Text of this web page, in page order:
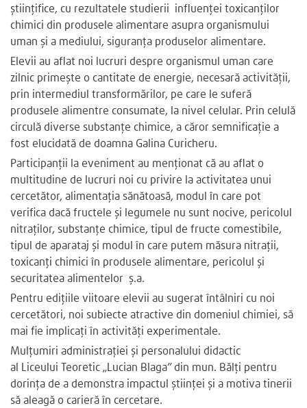
științifice, cu rezultatele studierii influenței toxicanților
chimici din produsele alimentare asupra organismului
uman și a mediului, siguranța produselor alimentare.
Elevii au aflat noi lucruri despre organismul uman care
zilnic primește o cantitate de energie, necesară activității,
prin intermediul transformărilor, pe care le suferă
produsele alimentre consumate, la nivel celular. Prin celulă
circulă diverse substanțe chimice, a căror semnificație a
fost elucidată de doamna Galina Curicheru.
Participanții la eveniment au menționat că au aflat o
multitudine de lucruri noi cu privire la activitatea unui
cercetător, alimentația sănătoasă, modul în care pot
verifica dacă fructele și legumele nu sunt nocive, pericolul
nitraților, substanțe chimice, tipul de fructe comestibile,
tipul de aparataj și modul în care putem măsura nitrații,
toxicanți chimici în produsele alimentare, pericolul și
securitatea alimentelor ș.a.
Pentru edițiile viitoare elevii au sugerat întâlniri cu noi
cercetători, noi subiecte atractive din domeniul chimiei, să
mai fie implicați în activități experimentale.
Mulțumiri administrației și personalului didactic
al Liceului Teoretic „Lucian Blaga” din mun. Bălţi pentru
dorința de a demonstra impactul științei și a motiva tinerii
să aleagă o carieră în cercetare.